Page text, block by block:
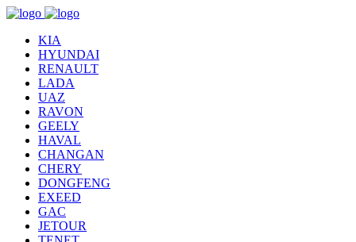
KIA
HYUNDAI
RENAULT
LADA
UAZ
RAVON
GEELY
HAVAL
CHANGAN
CHERY
DONGFENG
EXEED
GAC
JETOUR